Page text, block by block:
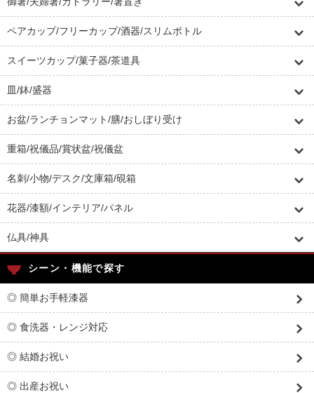
ペアカップ/フリーカップ/酒器/スリムボトル
スイーツカップ/菓子器/茶道具
皿/鉢/盛器
お盆/ランチョンマット/膳/おしぼり受け
重箱/祝儀品/賞状盆/祝儀盆
名刺/小物/デスク/文庫箱/硯箱
花器/漆額/インテリア/パネル
仏具/神具
シーン・機能で探す
◎ 簡単お手軽漆器
◎ 食洗器・レンジ対応
◎ 結婚お祝い
◎ 出産お祝い